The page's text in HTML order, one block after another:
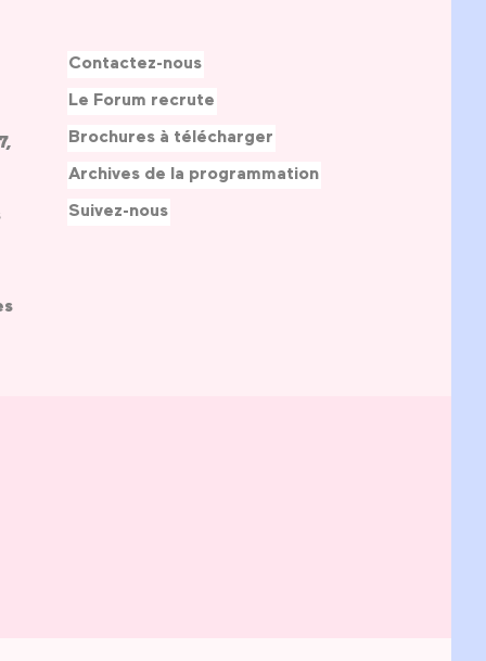
Contactez-nous
Le Forum recrute
Brochures à télécharger
Archives de la programmation
Suivez-nous